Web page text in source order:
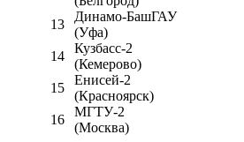
13
Динамо-БашГАУ
(Уфа)
14
Кузбасс-2
(Кемерово)
15
Енисей-2
(Красноярск)
16
МГТУ-2
(Москва)